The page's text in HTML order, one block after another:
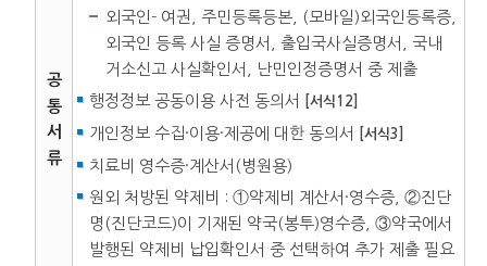
공
통
서
류
외국인- 여권, 주민등록등본, (모바일)외국인등록증,
외국인 등록 사실 증명서, 출입국사실증명서, 국내
거소신고 사실확인서, 난민인정증명서 중 제출
행정정보 공동이용 사전 동의서
[서식12]
개인정보 수집·이용·제공에 대한 동의서 [서식3]
치료비 영수증·계산서(병원용)
원외 처방된 약제비 : ①약제비 계산서·영수증, ②진단
명(진단코드)이 기재된 약국(봉투)영수증, ③약국에서
발행된 약제비 납입확인서 중 선택하여 추가 제출 필요